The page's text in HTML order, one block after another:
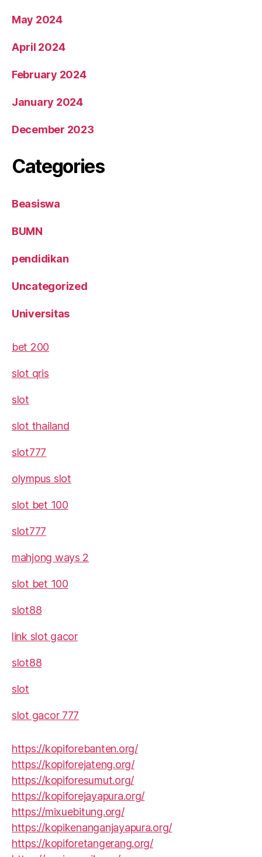
May 2024
April 2024
February 2024
January 2024
December 2023
Categories
Beasiswa
BUMN
pendidikan
Uncategorized
Universitas
bet 200
slot qris
slot
slot thailand
slot777
olympus slot
slot bet 100
slot777
mahjong ways 2
slot bet 100
slot88
link slot gacor
slot88
slot
slot gacor 777
https://kopiforebanten.org/
https://kopiforejateng.org/
https://kopiforesumut.org/
https://kopiforejayapura.org/
https://mixuebitung.org/
https://kopikenanganjayapura.org/
https://kopiforetangerang.org/